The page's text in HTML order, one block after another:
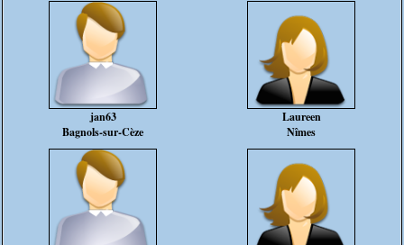
jan63
Bagnols-sur-Cèze
Laureen
Nîmes